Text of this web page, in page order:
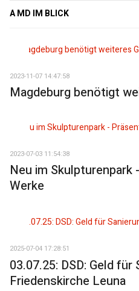
A MD IM BLICK
2023-11-07 14:47:58
Magdeburg benötigt
2023-07-03 11:54:38
Neu im
Werke
2025-07-04 17:28:51
03.07.25: DSD: Geld für
Friedenskirche Leuna